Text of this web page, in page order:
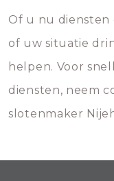
Of u nu
of uw situatie
helpen. Voor
diensten, neem
slotenmaker